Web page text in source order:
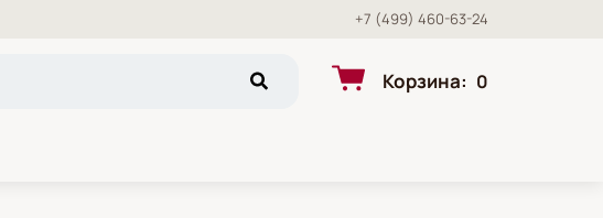
+7 (499) 460-63-24
Корзина: 0